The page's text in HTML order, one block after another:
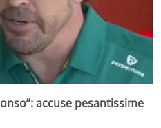
accuse pesantissime